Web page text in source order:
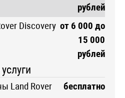
рублей
Discovery от 6 000 до
15 000
рублей
Land Rover
бесплатно